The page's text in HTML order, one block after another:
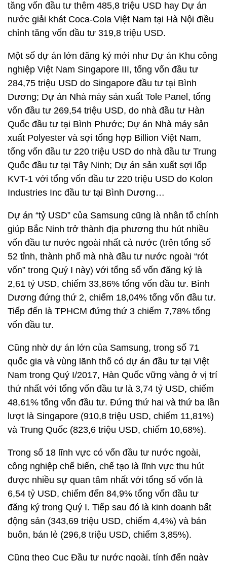
tăng vốn đầu tư thêm 485,8 triệu USD hay Dự án
nước giải khát Coca-Cola Việt Nam tại Hà Nội điều
chỉnh tăng vốn đầu tư 319,8 triệu USD.
Một số dự án lớn đăng ký mới như Dự án Khu công
nghiệp Việt Nam Singapore III, tổng vốn đầu tư
284,75 triệu USD do Singapore đầu tư tại Bình
Dương; Dự án Nhà máy sản xuất Tole Panel, tổng
vốn đầu tư 269,54 triệu USD, do nhà đầu tư Hàn
Quốc đầu tư tại Bình Phước; Dự án Nhà máy sản
xuất Polyester và sợi tổng hợp Billion Việt Nam,
tổng vốn đầu tư 220 triệu USD do nhà đầu tư Trung
Quốc đầu tư tại Tây Ninh; Dự án sản xuất sợi lốp
KVT-1 với tổng vốn đầu tư 220 triệu USD do Kolon
Industries Inc đầu tư tại Bình Dương…
Dự án “tỷ USD” của Samsung cũng là nhân tố chính
giúp Bắc Ninh trở thành địa phương thu hút nhiều
vốn đầu tư nước ngoài nhất cả nước (trên tổng số
52 tỉnh, thành phố mà nhà đầu tư nước ngoài “rót
vốn” trong Quý I này) với tổng số vốn đăng ký là
2,61 tỷ USD, chiếm 33,86% tổng vốn đầu tư. Bình
Dương đứng thứ 2, chiếm 18,04% tổng vốn đầu tư.
Tiếp đến là TPHCM đứng thứ 3 chiếm 7,78% tổng
vốn đầu tư.
Cũng nhờ dự án lớn của Samsung, trong số 71
quốc gia và vùng lãnh thổ có dự án đầu tư tại Việt
Nam trong Quý I/2017, Hàn Quốc vững vàng ở vị trí
thứ nhất với tổng vốn đầu tư là 3,74 tỷ USD, chiếm
48,61% tổng vốn đầu tư. Đứng thứ hai và thứ ba lần
lượt là Singapore (910,8 triệu USD, chiếm 11,81%)
và Trung Quốc (823,6 triệu USD, chiếm 10,68%).
Trong số 18 lĩnh vực có vốn đầu tư nước ngoài,
công nghiệp chế biến, chế tạo là lĩnh vực thu hút
được nhiều sự quan tâm nhất với tổng số vốn là
6,54 tỷ USD, chiếm đến 84,9% tổng vốn đầu tư
đăng ký trong Quý I. Tiếp sau đó là kinh doanh bất
động sản (343,69 triệu USD, chiếm 4,4%) và bán
buôn, bán lẻ (296,8 triệu USD, chiếm 3,85%).
Cũng theo Cục Đầu tư nước ngoài, tính đến ngày